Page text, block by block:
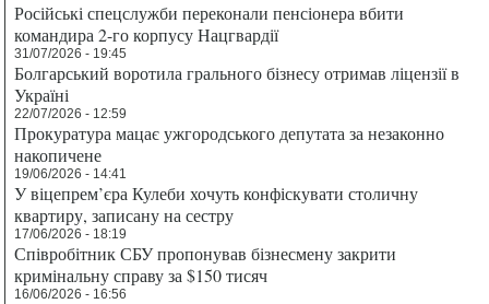
Російські спецслужби переконали пенсіонера вбити
командира 2-го корпусу Нацгвардії
31/07/2026 - 19:45
Болгарський воротила грального бізнесу отримав ліцензії в
Україні
22/07/2026 - 12:59
Прокуратура мацає ужгородського депутата за незаконно
накопичене
19/06/2026 - 14:41
У віцепрем’єра Кулеби хочуть конфіскувати столичну
квартиру, записану на сестру
17/06/2026 - 18:19
Співробітник СБУ пропонував бізнесмену закрити
кримінальну справу за $150 тисяч
16/06/2026 - 16:56